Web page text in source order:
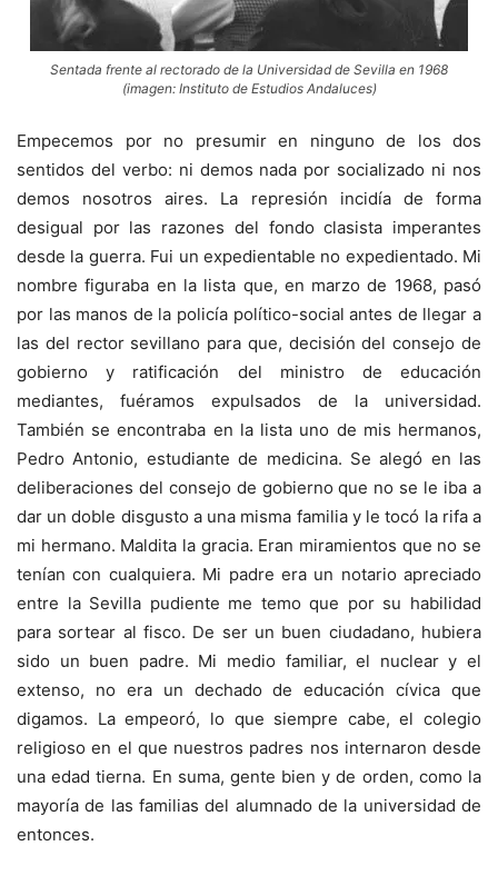
Sentada frente al rectorado de la Universidad de Sevilla en 1968
(imagen: Instituto de Estudios Andaluces)
Empecemos por no presumir en ninguno de los dos
sentidos del verbo: ni demos nada por socializado ni nos
demos nosotros aires. La represión incidía de forma
desigual por las razones del fondo clasista imperantes
desde la guerra. Fui un expedientable no expedientado. Mi
nombre figuraba en la lista que, en marzo de 1968, pasó
por las manos de la policía político-social antes de llegar a
las del rector sevillano para que, decisión del consejo de
gobierno y ratificación del ministro de educación
mediantes, fuéramos expulsados de la universidad.
También se encontraba en la lista uno de mis hermanos,
Pedro Antonio, estudiante de medicina. Se alegó en las
deliberaciones del consejo de gobierno que no se le iba a
dar un doble disgusto a una misma familia y le tocó la rifa a
mi hermano. Maldita la gracia. Eran miramientos que no se
tenían con cualquiera. Mi padre era un notario apreciado
entre la Sevilla pudiente me temo que por su habilidad
para sortear al fisco. De ser un buen ciudadano, hubiera
sido un buen padre. Mi medio familiar, el nuclear y el
extenso, no era un dechado de educación cívica que
digamos. La empeoró, lo que siempre cabe, el colegio
religioso en el que nuestros padres nos internaron desde
una edad tierna. En suma, gente bien y de orden, como la
mayoría de las familias del alumnado de la universidad de
entonces.